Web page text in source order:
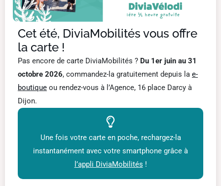
Cet été, DiviaMobilités vous offre
la carte !
Pas encore de carte DiviaMobilités ? Du 1er juin au 31
octobre 2026, commandez-la gratuitement depuis la e-
boutique ou rendez-vous à l’Agence, 16 place Darcy à
Dijon.
Une fois votre carte en poche, rechargez-la
instantanément avec votre smartphone grâce à
l’appli DiviaMobilités !